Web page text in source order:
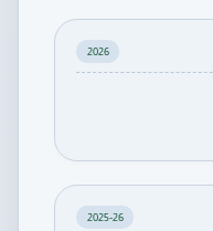
2026
2025-26